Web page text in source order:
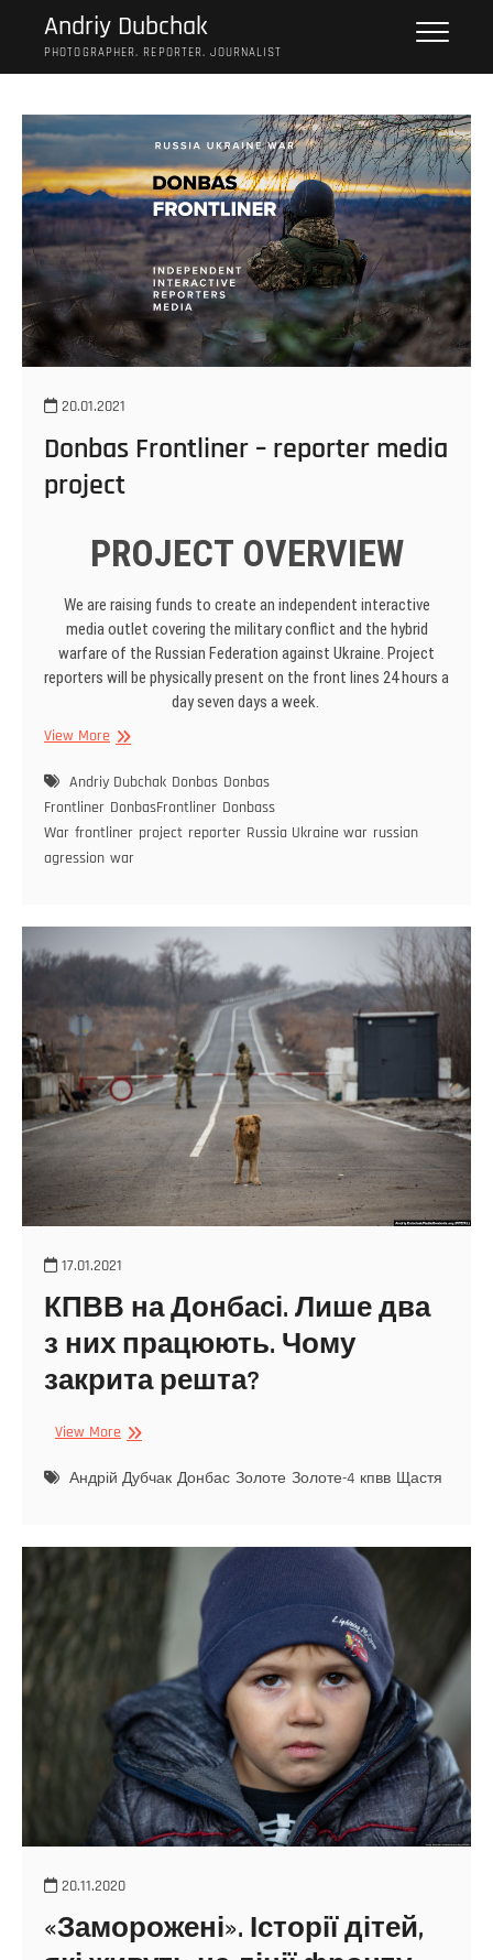
Andriy Dubchak
PHOTOGRAPHER. REPORTER. JOURNALIST
20.01.2021
Donbas Frontliner – reporter media
project
PROJECT OVERVIEW
We are raising funds to create an independent interactive
media outlet covering the military conflict and the hybrid
warfare of the Russian Federation against Ukraine. Project
reporters will be physically present on the front lines 24 hours a
day seven days a week.
View More
Andriy Dubchak Donbas Donbas
Frontliner DonbasFrontliner Donbass
War frontliner project reporter Russia Ukraine war russian
agression war
17.01.2021
КПВВ на Донбасі. Лише два
з них працюють. Чому
закрита решта?
View More
Андрій Дубчак Донбас Золоте Золоте-4 кпвв Щастя
20.11.2020
«Заморожені». Історії дітей,